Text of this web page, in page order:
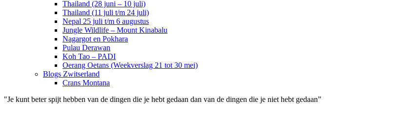
Thailand (28 juni – 10 juli)
Thailand (11 juli t/m 24 juli)
Nepal 25 juli t/m 6 augustus
Jungle Wildlife – Mount Kinabalu
Nagargot en Pokhara
Pulau Derawan
Koh Tao – PADI
Oerang Oetans (Weekverslag 21 tot 30 mei)
Blogs Zwitserland
Crans Montana
"Je kunt beter spijt hebben van de dingen die je hebt gedaan dan van de dingen die je niet hebt gedaan”